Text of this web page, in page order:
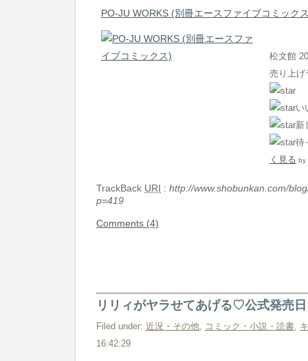
PO-JU WORKS (別冊エースファイブコミック
松文館
売り上
新
待
く見る by
TrackBack URI : http://www.shobunkan.com/
p=419
Comments (4)
リリィがヤラせてあげる♡公式発売
Filed under: 近況・その他, コミック・小説・読書,
16:42:29